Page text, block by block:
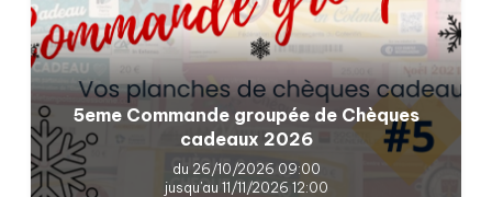
5eme Commande groupée de Chèques
cadeaux 2026
du 26/10/2026 09:00
jusqu'au 11/11/2026 12:00